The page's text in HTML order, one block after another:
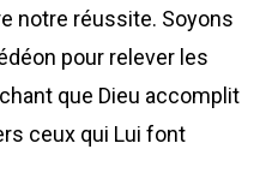
notre réussite. Soyons
pour relever les
que Dieu accomplit
ceux qui Lui font